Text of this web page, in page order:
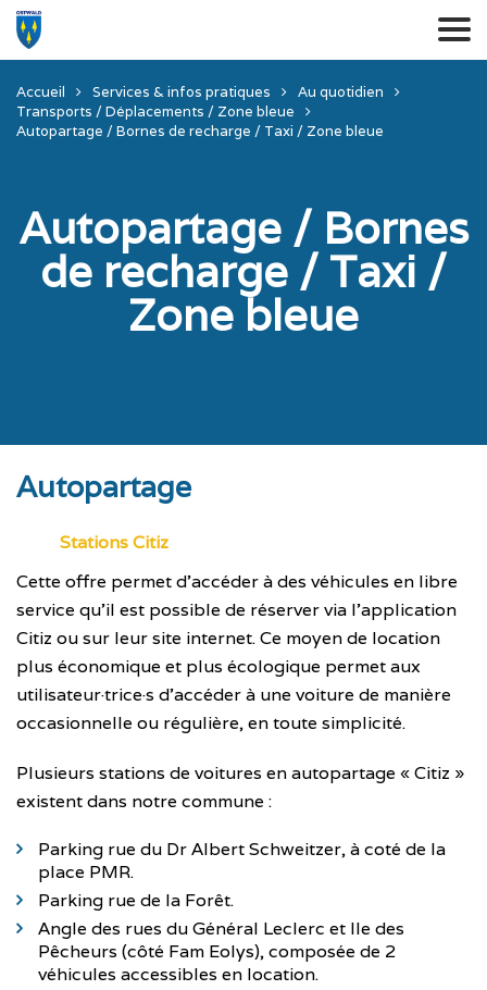
Accueil Services & infos pratiques
Au quotidien
Transports / Déplacements / Zone bleue
Autopartage / Bornes de recharge / Taxi / Zone bleue
Autopartage / Bornes
de recharge / Taxi /
Zone bleue
Autopartage
Stations Citiz
Cette offre permet d’accéder à des véhicules en libre
service qu’il est possible de réserver via l’application
Citiz ou sur leur site internet. Ce moyen de location
plus économique et plus écologique permet aux
utilisateur·trice·s d’accéder à une voiture de manière
occasionnelle ou régulière, en toute simplicité.
Plusieurs stations de voitures en autopartage « Citiz »
existent dans notre commune :
Parking rue du Dr Albert Schweitzer, à coté de la
place PMR.
Parking rue de la Forêt.
Angle des rues du Général Leclerc et Ile des
Pêcheurs (côté Fam Eolys), composée de 2
véhicules accessibles en location.